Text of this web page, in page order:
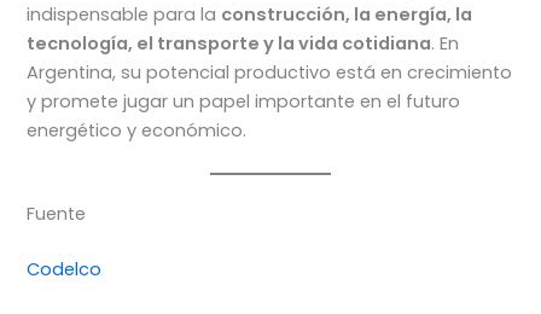
indispensable para la construcción, la energía, la
tecnología, el transporte y la vida cotidiana. En
Argentina, su potencial productivo está en crecimiento
y promete jugar un papel importante en el futuro
energético y económico.
Fuente
Codelco